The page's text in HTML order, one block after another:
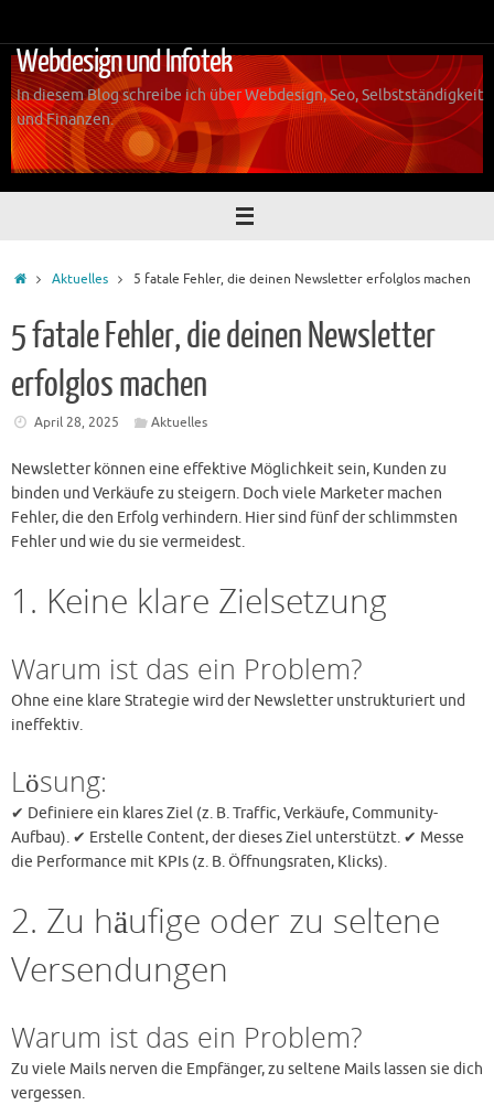
springen
Webdesign und Infotek
In diesem Blog schreibe ich über Webdesign, Seo, Selbstständigkeit
und Finanzen.
StartAktuelles 5 fatale Fehler, die deinen Newsletter erfolglos machen
5 fatale Fehler, die deinen Newsletter
erfolglos machen
April 28, 2025 Aktuelles
Newsletter können eine effektive Möglichkeit sein, Kunden zu
binden und Verkäufe zu steigern. Doch viele Marketer machen
Fehler, die den Erfolg verhindern. Hier sind fünf der schlimmsten
Fehler und wie du sie vermeidest.
1. Keine klare Zielsetzung
Warum ist das ein Problem?
Ohne eine klare Strategie wird der Newsletter unstrukturiert und
ineffektiv.
Lösung:
✔ Definiere ein klares Ziel (z. B. Traffic, Verkäufe, Community-
Aufbau). ✔ Erstelle Content, der dieses Ziel unterstützt. ✔ Messe
die Performance mit KPIs (z. B. Öffnungsraten, Klicks).
2. Zu häufige oder zu seltene
Versendungen
Warum ist das ein Problem?
Zu viele Mails nerven die Empfänger, zu seltene Mails lassen sie dich
vergessen.